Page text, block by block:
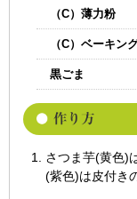
（C）薄力粉
（C）ベーキン
黒ごま
さつま芋(黄色)
(紫色)は皮付き